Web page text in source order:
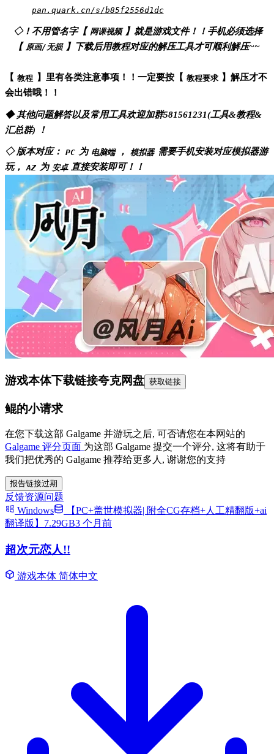
pan.quark.cn/s/b85f2556d1dc
◇！不用管名字【 网课视频 】就是游戏文件！！手机必须选择
【 原画/无损 】下载后用教程对应的解压工具才可顺利解压~~
【 教程 】里有各类注意事项！！一定要按【 教程要求 】解压才不
会出错哦！！
◆ 其他问题解答以及常用工具欢迎加群581561231(工具&教程&
汇总群) ！
◇ 版本对应： PC 为 电脑端 ， 模拟器 需要手机安装对应模拟器游
玩，
AZ 为 安卓 直接安装即可！！
游戏本体下载链接夸克网盘 获取链接
鲲的小请求
在您下载这部 Galgame 并游玩之后, 可否请您在本网站的
Galgame 评分页面 为这部 Galgame 提交一个评分, 这将有助于
我们把优秀的 Galgame 推荐给更多人, 谢谢您的支持
报告链接过期
反馈资源问题
Windows
【PC+盖世模拟器| 附全CG存档+人工精翻版+ai
翻译版】7.29GB3 个月前
超次元恋人!!
游戏本体 简体中文